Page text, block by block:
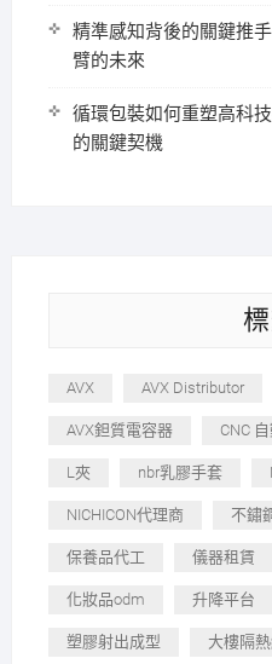
精準感知背後的關鍵推
臂的未來
循環包裝如何重塑高科
的關鍵契機
AVX AVX Distributor
AVX鉭質電容器 CNC
L夾 nbr乳膠手套
NICHICON代理商 不鏽
保養品代工 儀器租賃
化妝品odm 升降平台
塑膠射出成型 大樓隔